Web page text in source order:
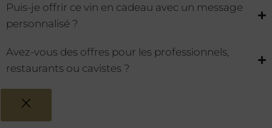
Puis-je offrir ce vin en cadeau avec un message
personnalisé ?
Avez-vous des offres pour les professionnels,
restaurants ou cavistes ?